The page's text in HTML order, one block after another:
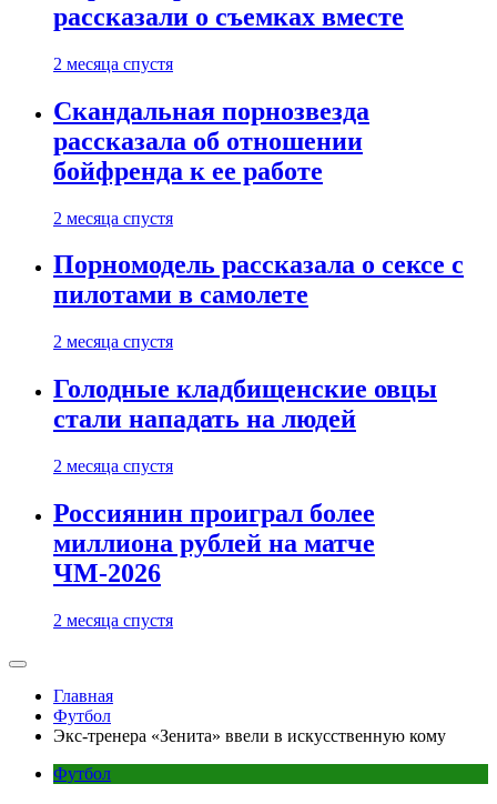
рассказали о съемках вместе
2 месяца спустя
Скандальная порнозвезда
рассказала об отношении
бойфренда к ее работе
2 месяца спустя
Порномодель рассказала о сексе с
пилотами в самолете
2 месяца спустя
Голодные кладбищенские овцы
стали нападать на людей
2 месяца спустя
Россиянин проиграл более
миллиона рублей на матче
ЧМ-2026
2 месяца спустя
Главная
Футбол
Экс-тренера «Зенита» ввели в искусственную кому
Футбол